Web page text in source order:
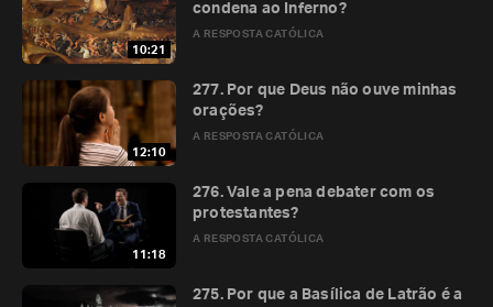
10:21
A RESPOSTA CATÓLICA
condena ao Inferno?
12:10
A RESPOSTA CATÓLICA
277. Por que Deus não ouve minhas
orações?
11:18
A RESPOSTA CATÓLICA
276. Vale a pena debater com os
protestantes?
275. Por que a Basílica de Latrão é a